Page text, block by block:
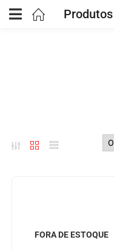
FORA DE ESTOQUE